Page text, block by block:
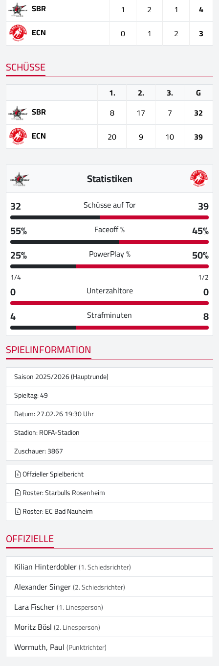
SBR
1 2 1
4
ECN
0 1 2 3
SCHÜSSE
1. 2. 3.
G
SBR
8 17 7
32
ECN
20 9 10 39
Statistiken
32
Schüsse auf Tor
39
55%
Faceoff %
45%
25%
PowerPlay % 50%
1/4 1/2
0 Unterzahltore
0
4
Strafminuten
8
SPIELINFORMATION
Saison 2025/2026 (Hauptrunde)
Spieltag: 49
Datum: 27.02.26 19:30 Uhr
Stadion:ROFA-Stadion
Zuschauer: 3867
Offzieller Spielbericht
Roster: Starbulls Rosenheim
Roster: EC Bad Nauheim
OFFIZIELLE
Kilian Hinterdobler(1. Schiedsrichter)
Alexander Singer(2. Schiedsrichter)
Lara Fischer(1. Linesperson)
Moritz Bösl(2. Linesperson)
Wormuth, Paul(Punktrichter)